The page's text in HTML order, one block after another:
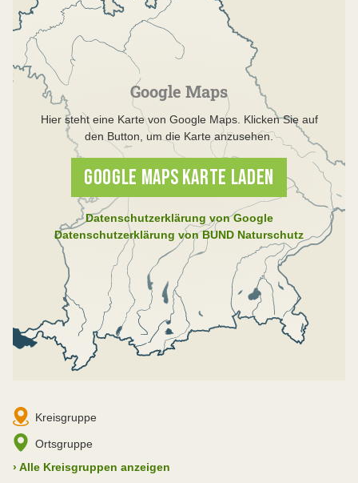
Google Maps
Hier steht eine Karte von Google Maps. Klicken Sie auf
den Button, um die Karte anzusehen.
GOOGLE MAPS KARTE LADEN
Datenschutzerklärung von Google
Datenschutzerklärung von BUND Naturschutz
Kreisgruppe
Ortsgruppe
› Alle Kreisgruppen anzeigen